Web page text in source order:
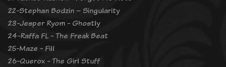
22-Stephan Bodzin – Singularity
23-Jesper Ryom - Ghostly
24-Raffa FL - The Freak Beat
25-Maze - Fill
26-Querox - The Girl Stuff